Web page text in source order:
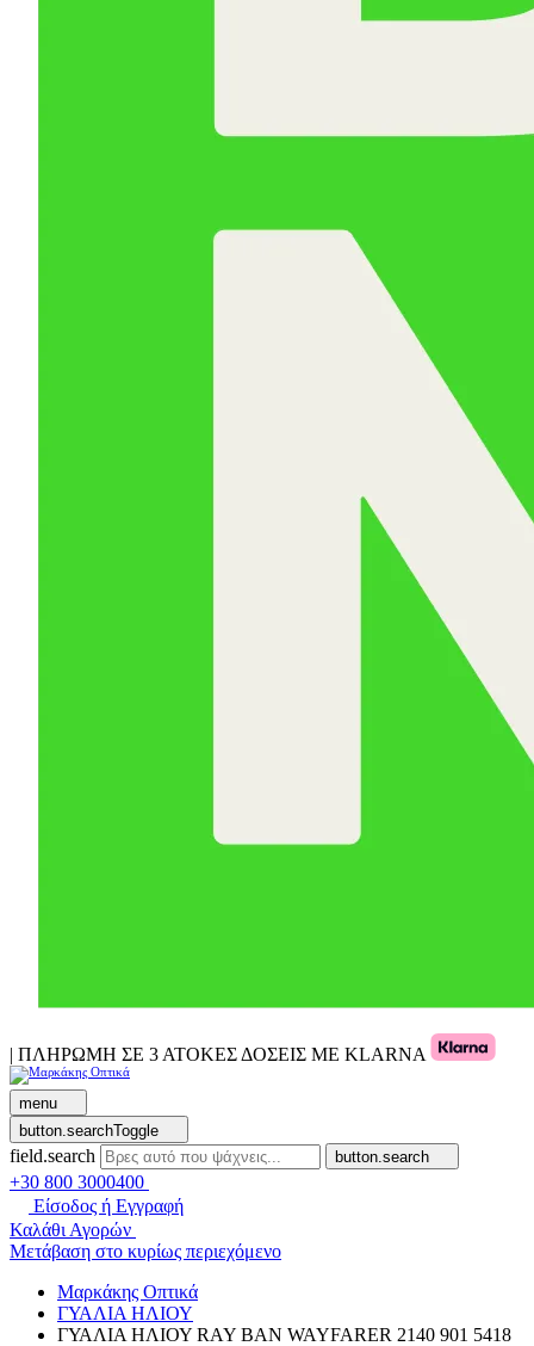
| ΠΛΗΡΩΜΗ ΣΕ 3 ΑΤΟΚΕΣ ΔΟΣΕΙΣ ΜΕ KLARNA
menu
button.searchToggle
field.search button.search
+30 800 3000400
Είσοδος ή Εγγραφή
Καλάθι Αγορών
Μετάβαση στο κυρίως περιεχόμενο
Μαρκάκης Οπτικά
ΓΥΑΛΙΑ ΗΛΙΟΥ
ΓΥΑΛΙΑ ΗΛΙΟΥ RAY BAN WAYFARER 2140 901 5418